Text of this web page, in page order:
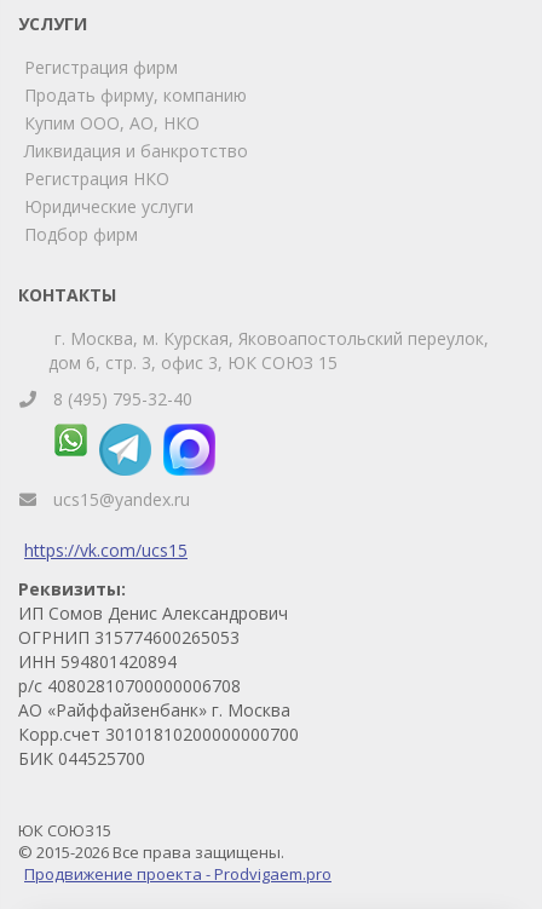
УСЛУГИ
Регистрация фирм
Продать фирму, компанию
Купим ООО, АО, НКО
Ликвидация и банкротство
Регистрация НКО
Юридические услуги
Подбор фирм
КОНТАКТЫ
г. Москва, м. Курская, Яковоапостольский переулок,
дом 6, стр. 3, офис 3, ЮК СОЮЗ 15
8 (495) 795-32-40
ucs15@yandex.ru
https://vk.com/ucs15
Реквизиты:
ИП Сомов Денис Александрович
ОГРНИП 315774600265053
ИНН 594801420894
р/с 40802810700000006708
АО «Райффайзенбанк» г. Москва
Корр.счет 30101810200000000700
БИК 044525700
ЮК СОЮЗ15
© 2015-2026 Все права защищены.
Продвижение проекта - Prodvigaem.pro
Мы на связи!
Позвоните нам или свяжитесь с нами через любой
удобный мессенджер!
Telegram
Телефон